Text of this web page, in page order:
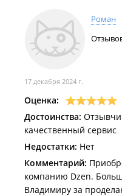
Роман
17 декабря 2024 г.
Оценка:
Достоинства:
качественный сервис
Недостатки: Нет
Комментарий:
компанию Dzen.
Владимиру за